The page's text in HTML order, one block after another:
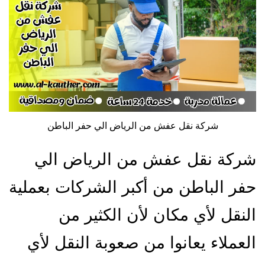
شركة نقل عفش من الرياض الي حفر الباطن
شركة نقل عفش من الرياض الي
حفر الباطن من أكبر الشركات بعملية
النقل لأي مكان لأن الكثير من
العملاء يعانوا من صعوبة النقل لأي